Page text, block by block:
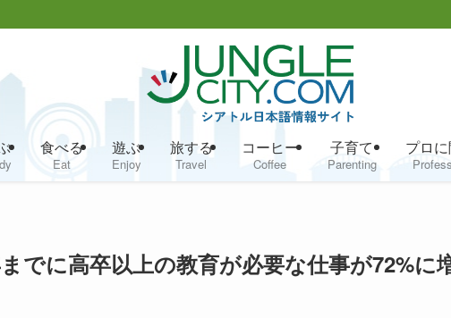
食べる
Eat
遊ぶ
Enjoy
旅する
Travel
コーヒー
Coffee
子育て
Parenting
プロ
でに高卒以上の教育が必要な仕事が72%に